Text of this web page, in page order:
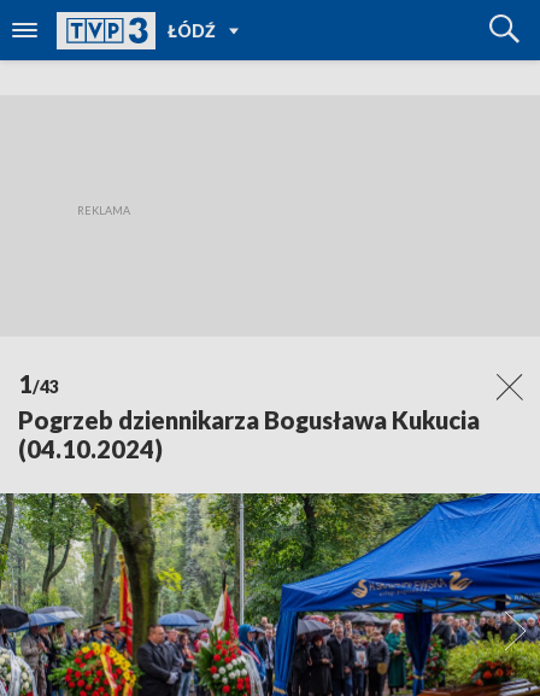
ŁÓDŹ
POWRÓT
DO
REGIONY
1/43
Pogrzeb dziennikarza Bogusława Kukucia
(04.10.2024)